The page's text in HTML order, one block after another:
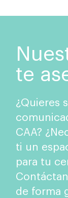
te
¿Quieres
CAA?
ti un
para tu
de forma